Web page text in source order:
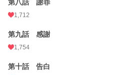
第八話 謝罪
1,712
第九話 感謝
1,754
第十話 告白